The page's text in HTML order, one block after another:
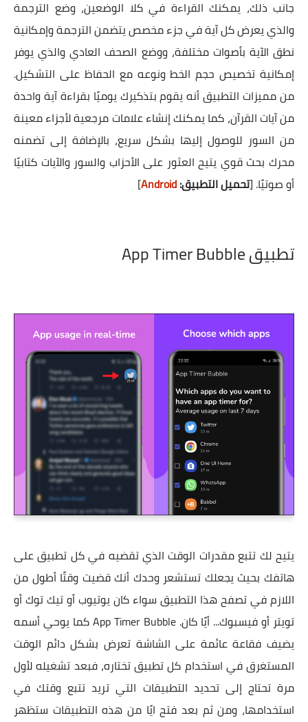
جانب ذلك، يمكنك القراءة في كلا الوضعين، وضع الترجمة
والذي يعرض كل آية في جزء مخصص يتضمن الترجمة وإمكانية
نطق الآية بأصوات مختلفة، ووضع الصحف العادي والذي يوفر
إمكانية تخصيص حجم الخط ونوعه مع الحفاظ على التشكيل.
من مميزات التطبيق أنه يقوم بتذكيرك يوميًا بقراءة آية واحدة
من آيات القرآن، كما يمكنك إنشاء علامات مرجعية لأجزاء معينة
من السور للوصول إليها بشكل سريع، بالإضافة إلى تضمنه
محرك بحث قوي يتيح العثور على الأحزاب والسور والآيات كتابيًا
أو صوتيًا. [تحميل التطبيق:Android
]
تطبيقApp Timer Bubble
يتيح لك تتبع مقدرات الوقت الذي تقضيه في كل تطبيق على
هاتفك بحيث يجعلك تستشعر وحدك أنك قضيت وقتًا أطول من
اللازم في تصفح هذا التطبيق سواء كان يوتيوب أو تيك توك أو
تويتر أو فيسبوك... أيًا كان. App Timer Bubble كما يوحي أسمه
يضيف فقاعة عائمة على الشاشة تعرض بشكل دائم الوقت
المستغرق في استخدام كل تطبيق تختاره، فبعد تشغيله لأول
مرة تحتاج إلى تحديد التطبيقات التي تريد تتبع وقتك في
استخدامها، ومن ثم بعد فتح ايًا من هذه التطبيقات ستظهر